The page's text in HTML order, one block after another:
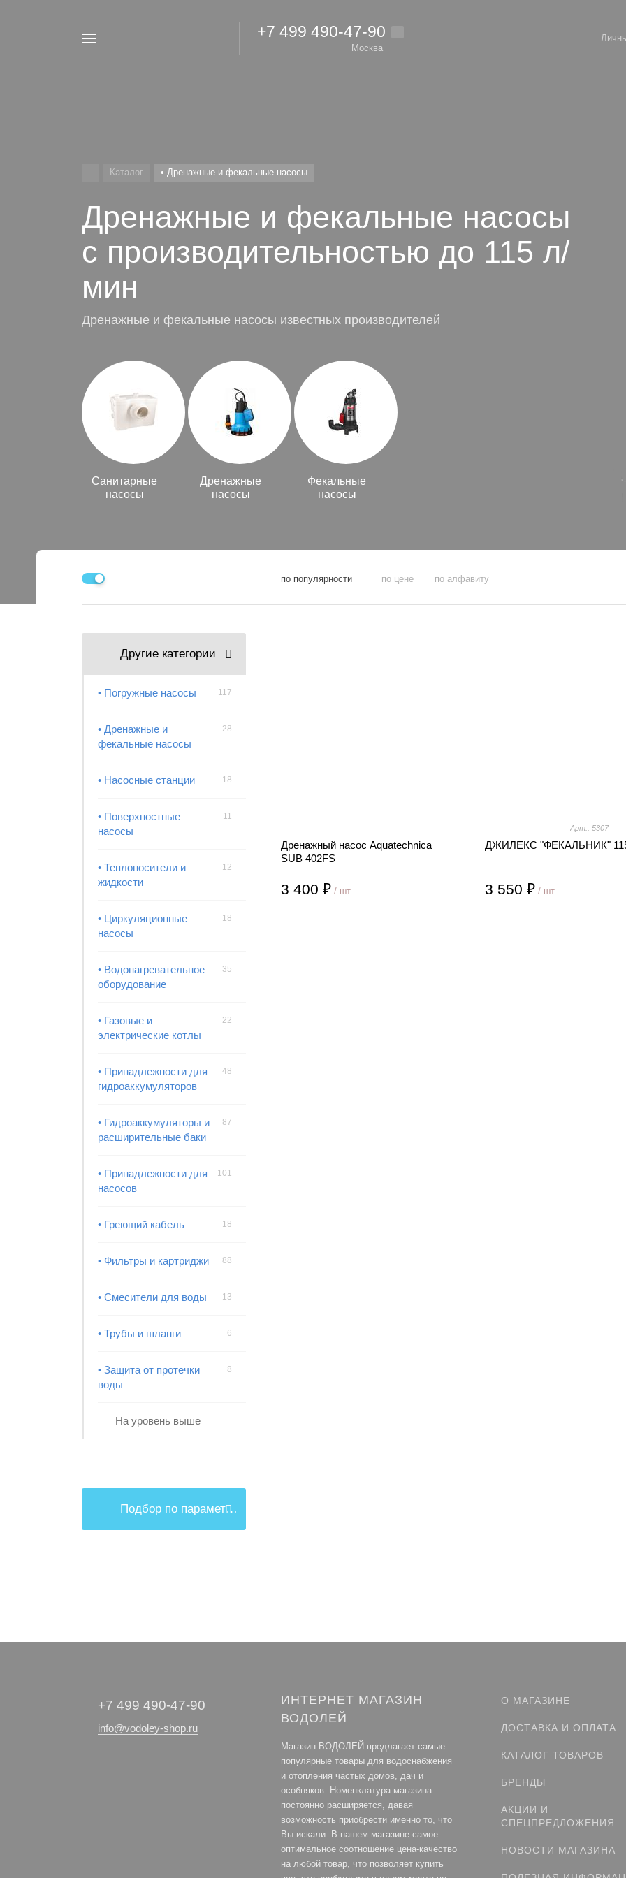
+7 499 490-47-90
Москва
Каталог • Дренажные и фекальные насосы
Дренажные и фекальные насосы
с производительностью до 115 л/
мин
Дренажные и фекальные насосы известных производителей
Санитарные
насосы
Дренажные
насосы
Фекальные
насосы
по популярности по цене по алфавиту
Другие категории
• Погружные насосы 117
• Дренажные и
фекальные насосы
28
• Насосные станции 18
• Поверхностные
насосы
11
• Теплоносители и
жидкости
12
• Циркуляционные
насосы
18
• Водонагревательное
оборудование
35
• Газовые и
электрические котлы
22
• Принадлежности для
гидроаккумуляторов
48
• Гидроаккумуляторы и
расширительные баки
87
• Принадлежности для
насосов
101
• Греющий кабель 18
• Фильтры и картриджи 88
• Смесители для воды 13
• Трубы и шланги 6
• Защита от протечки
воды
8
На уровень выше
Подбор по параметрам
Дренажный насос Aquatechnica
SUB 402FS
3 400 ₽ / шт
Арт.: 5307
ДЖИЛЕКС "ФЕКАЛЬНИК"
3 550 ₽/ шт
+7 499 490-47-90
info@vodoley-shop.ru
ИНТЕРНЕТ МАГАЗИН
ВОДОЛЕЙ
Магазин ВОДОЛЕЙ предлагает самые
популярные товары для водоснабжения
и отопления частых домов, дач и
особняков. Номенклатура магазина
постоянно расширяется, давая
возможность приобрести именно то, что
Вы искали. В нашем магазине самое
оптимальное соотношение цена-качество
на любой товар, что позволяет купить
О МАГАЗИНЕ
ДОСТАВКА И ОПЛАТА
КАТАЛОГ ТОВАРОВ
БРЕНДЫ
АКЦИИ И
СПЕЦПРЕДЛОЖЕНИЯ
НОВОСТИ МАГАЗИНА